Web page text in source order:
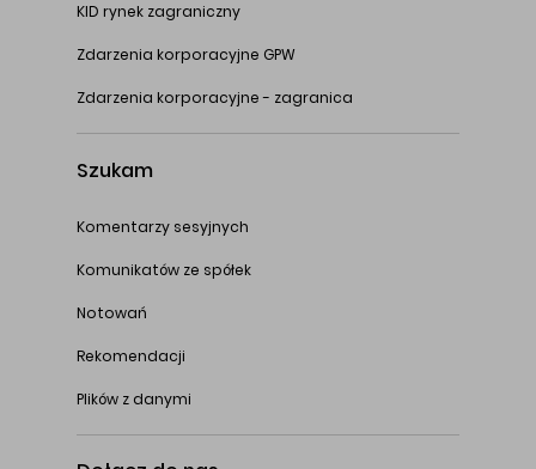
KID rynek zagraniczny
Zdarzenia korporacyjne GPW
Zdarzenia korporacyjne - zagranica
Szukam
Komentarzy sesyjnych
Komunikatów ze spółek
Notowań
Rekomendacji
Plików z danymi